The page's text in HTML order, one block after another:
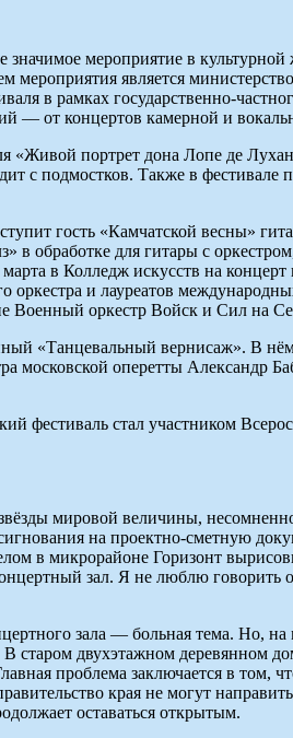
мероприятие в
меро­приятия является
в рамках го­су­дар­ственно-
— от концертов камерной и
«Живой портрет дона Лопе де
с подмостков. Также в фестивале
гость «Камчатской весны»
в обработке для гитары с
в Колледж искусств на
оркестра и лауреатов
Военный оркестр Войск и Сил на
«Танцевальный вернисаж». В
оперетты Александр
фестиваль стал участником
мировой величины,
на проектно-сметную
в микрорайоне Горизонт
зал. Я не люблю говорить
зала — больная тема. Но,
старом двухэтажном деревянном
проблема заключается в
края не могут
оставаться открытым.